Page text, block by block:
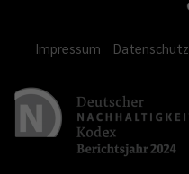
Impressum Datenschutz